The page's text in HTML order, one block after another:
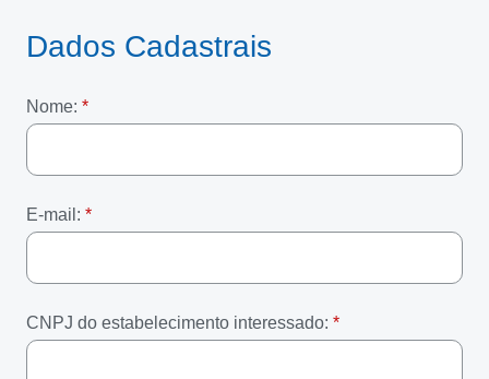
Dados Cadastrais
Nome:
E-mail:
CNPJ do estabelecimento interessado: